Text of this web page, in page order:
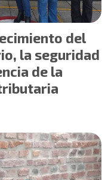
del
la seguridad
de la